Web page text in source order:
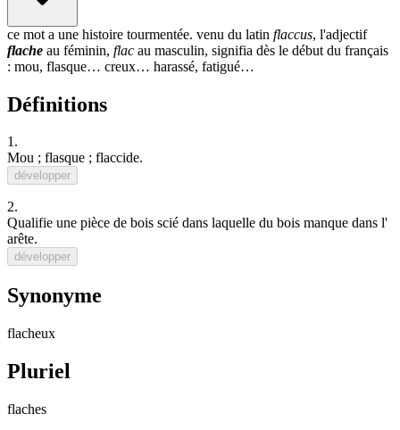
ce mot a une histoire tourmentée. venu du latin flaccus, l'adjectif
flache au féminin, flac au masculin, signifia dès le début du français
: mou, flasque… creux… harassé, fatigué…
Définitions
1.
Mou ; flasque ; flaccide.
développer
2.
Qualifie une pièce de bois scié dans laquelle du bois manque dans l'
arête.
développer
Synonyme
flacheux
Pluriel
flaches